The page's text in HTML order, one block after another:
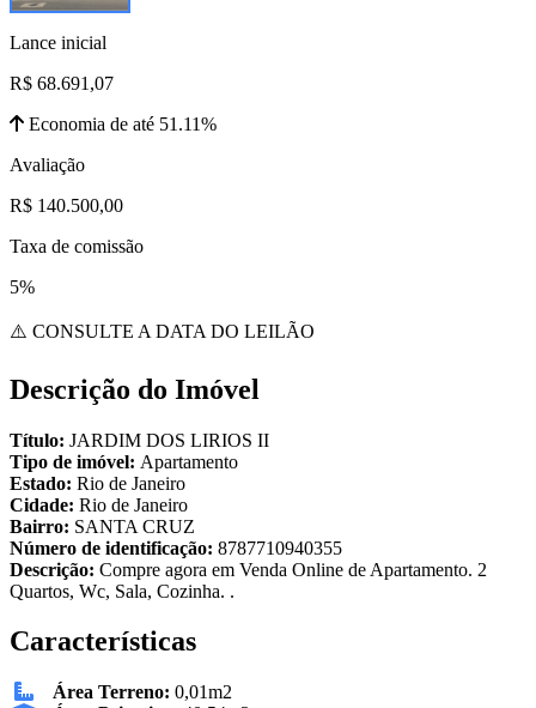
Lance inicial
R$ 68.691,07
Economia de até 51.11%
Avaliação
R$ 140.500,00
Taxa de comissão
5%
⚠️ CONSULTE A DATA DO LEILÃO
Descrição do Imóvel
Título: JARDIM DOS LIRIOS II
Tipo de imóvel: Apartamento
Estado: Rio de Janeiro
Cidade: Rio de Janeiro
Bairro: SANTA CRUZ
Número de identificação: 8787710940355
Descrição: Compre agora em Venda Online de Apartamento. 2
Quartos, Wc, Sala, Cozinha. .
Características
Área Terreno: 0,01m2